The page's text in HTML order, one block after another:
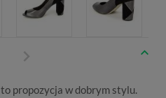
to propozycja w dobrym stylu.